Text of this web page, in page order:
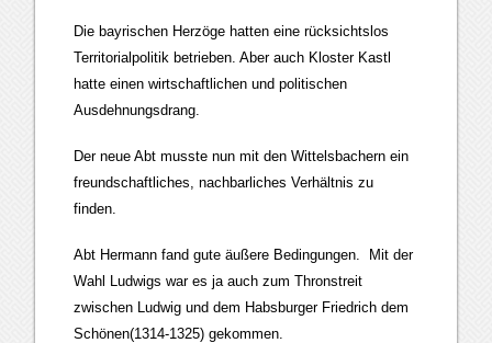
Die bayrischen Herzöge hatten eine rücksichtslos
Territorialpolitik betrieben. Aber auch Kloster Kastl
hatte einen wirtschaftlichen und politischen
Ausdehnungsdrang.
Der neue Abt musste nun mit den Wittelsbachern ein
freundschaftliches, nachbarliches Verhältnis zu
finden.
Abt Hermann fand gute äußere Bedingungen. Mit der
Wahl Ludwigs war es ja auch zum Thronstreit
zwischen Ludwig und dem Habsburger Friedrich dem
Schönen(1314-1325) gekommen.